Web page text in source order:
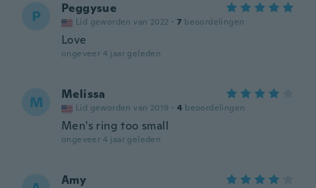
P Peggysue
Lid geworden van 2022 · 7 beoordelingen
Love
ongeveer 4 jaar geleden
M Melissa
Lid geworden van 2019 · 4 beoordelingen
Men's ring too small
ongeveer 4 jaar geleden
Amy